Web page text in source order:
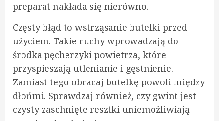
preparat nakłada się nierówno.
Częsty błąd to wstrząsanie butelki przed
użyciem. Takie ruchy wprowadzają do
środka pęcherzyki powietrza, które
przyspieszają utlenianie i gęstnienie.
Zamiast tego obracaj butelkę powoli między
dłońmi. Sprawdzaj również, czy gwint jest
czysty zaschnięte resztki uniemożliwiają